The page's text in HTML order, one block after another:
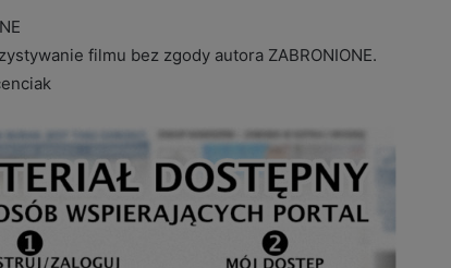
filmu bez zgody autora ZABRONIONE.